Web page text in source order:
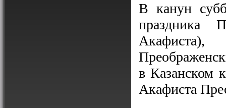
В канун
праздника
в Казанском
Акафиста